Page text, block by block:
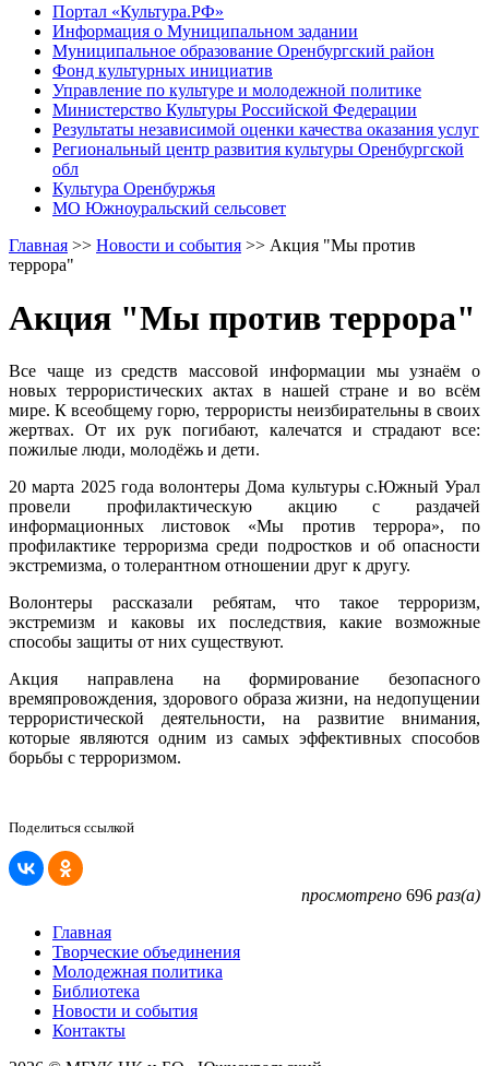
Портал «Культура.РФ»
Информация о Муниципальном задании
Муниципальное образование Оренбургский район
Фонд культурных инициатив
Управление по культуре и молодежной политике
Министерство Культуры Российской Федерации
Результаты независимой оценки качества оказания услуг
Региональный центр развития культуры Оренбургской
обл
Культура Оренбуржья
МО Южноуральский сельсовет
Главная >> Новости и события >> Акция "Мы против
террора"
Акция "Мы против террора"
Все чаще из средств массовой информации мы узнаём о
новых террористических актах в нашей стране и во всём
мире. К всеобщему горю, террористы неизбирательны в своих
жертвах. От их рук погибают, калечатся и страдают все:
пожилые люди, молодёжь и дети.
20 марта 2025 года волонтеры Дома культуры с.Южный Урал
провели профилактическую акцию с раздачей
информационных листовок «Мы против террора», по
профилактике терроризма среди подростков и об опасности
экстремизма, о толерантном отношении друг к другу.
Волонтеры рассказали ребятам, что такое терроризм,
экстремизм и каковы их последствия, какие возможные
способы защиты от них существуют.
Акция направлена на формирование безопасного
времяпровождения, здорового образа жизни, на недопущении
террористической деятельности, на развитие внимания,
которые являются одним из самых эффективных способов
борьбы с терроризмом.
Поделиться ссылкой
просмотрено 696 раз(а)
Главная
Творческие объединения
Молодежная политика
Библиотека
Новости и события
Контакты